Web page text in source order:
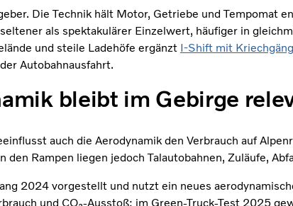
Die Technik hält Motor, Getriebe und Tempomat
als spektakulärer Einzelwert, häufiger in
und steile Ladehöfe ergänzt I-Shift mit
Autobahnausfahrt.
bleibt im Gebirge
auch die Aerodynamik den Verbrauch auf
den Rampen liegen jedoch Talautobahnen, Zuläufe,
2024 vorgestellt und nutzt ein neues
und CO₂-Ausstoß; im Green-Truck-Test 2025